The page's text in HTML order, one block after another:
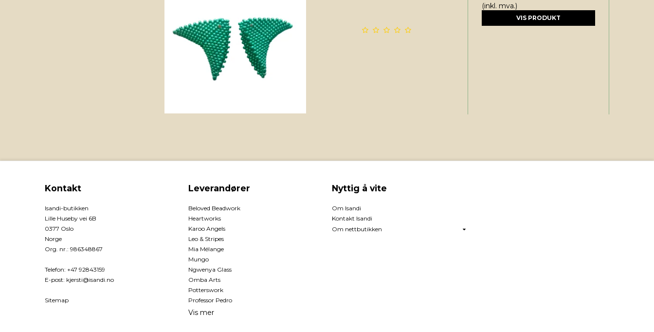
(inkl. mva.)
VIS PRODUKT
Kontakt
Isandi-butikken
Lille Huseby vei 6B
0377 Oslo
Norge
Org. nr.: 986348867
Telefon: +47 92843159
E-post: kjersti@isandi.no
Sitemap
Leverandører
Beloved Beadwork
Heartworks
Karoo Angels
Leo & Stripes
Mia Mélange
Mungo
Ngwenya Glass
Omba Arts
Potterswork
Professor Pedro
Vis mer
Nyttig å vite
Om Isandi
Kontakt Isandi
Om nettbutikken